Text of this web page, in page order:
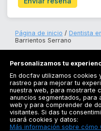
Página de inicio Dentista
Barrientos Serrano
Docfav
Personalizamos tu
En docfav utilizamos cookies
rastreo para mejorar tu
nuestra web, para mostrarte
anuncios segmentados,
web y para comprender de
visitantes. Si das tu
usará cookies y datos:
Más información sobre cómo